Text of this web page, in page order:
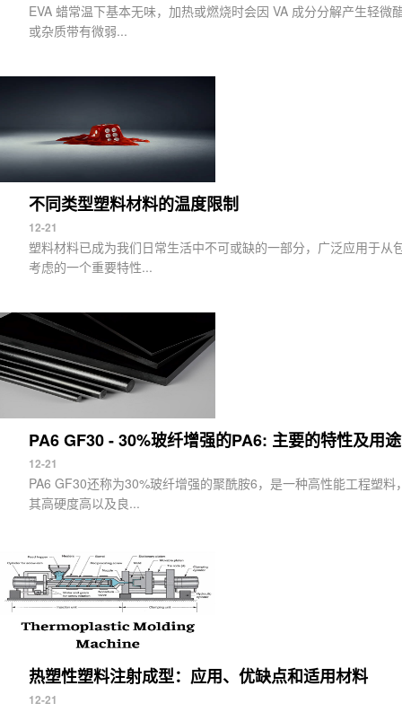
EVA 蜡常温下基本无味，加热或燃烧时会因 VA 成分分解产生轻
或杂质带有微弱...
不同类型塑料材料的温度限制
12-21
塑料材料已成为我们日常生活中不可或缺的一部分，广泛应用于
考虑的一个重要特性...
PA6 GF30 - 30%玻纤增强的PA6: 主要的特性及用途
12-21
PA6 GF30还称为30%玻纤增强的聚酰胺6，是一种高性能工程塑
其高硬度高以及良...
热塑性塑料注射成型：应用、优缺点和适用材料
12-21